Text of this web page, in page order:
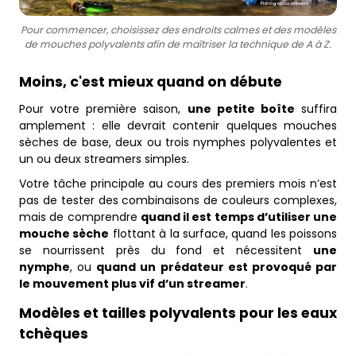
Pour commencer, choisissez des endroits calmes et des modèles
de mouches polyvalents afin de maîtriser la technique de A à Z.
Moins, c'est mieux quand on débute
Pour votre première saison, une petite boîte suffira
amplement : elle devrait contenir quelques mouches
sèches de base, deux ou trois nymphes polyvalentes et
un ou deux streamers simples.
Votre tâche principale au cours des premiers mois n’est
pas de tester des combinaisons de couleurs complexes,
mais de comprendre quand il est temps d’utiliser une
mouche sèche flottant à la surface, quand les poissons
se nourrissent près du fond et nécessitent une
nymphe, ou quand un prédateur est provoqué par
le mouvement plus vif d’un streamer.
Modèles et tailles polyvalents pour les eaux
tchèques